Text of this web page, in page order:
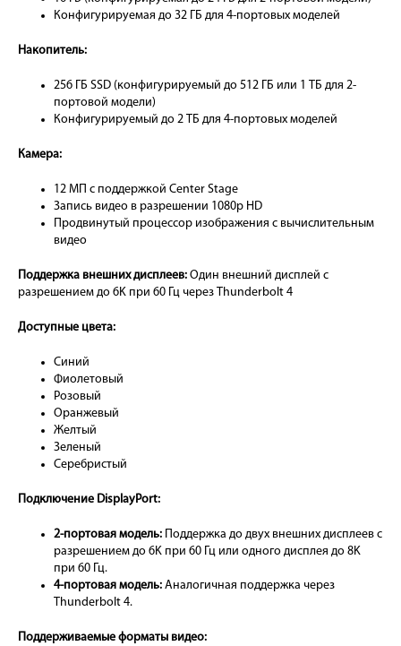
Конфигурируемая до 32 ГБ для 4-портовых моделей
Накопитель:
256 ГБ SSD (конфигурируемый до 512 ГБ или 1 ТБ для 2-
портовой модели)
Конфигурируемый до 2 ТБ для 4-портовых моделей
Камера:
12 МП с поддержкой Center Stage
Запись видео в разрешении 1080p HD
Продвинутый процессор изображения с вычислительным
видео
Поддержка внешних дисплеев: Один внешний дисплей с
разрешением до 6K при 60 Гц через Thunderbolt 4
Доступные цвета:
Синий
Фиолетовый
Розовый
Оранжевый
Желтый
Зеленый
Серебристый
Подключение DisplayPort:
2-портовая модель: Поддержка до двух внешних дисплеев с
разрешением до 6K при 60 Гц или одного дисплея до 8K
при 60 Гц.
4-портовая модель: Аналогичная поддержка через
Thunderbolt 4.
Поддерживаемые форматы видео: